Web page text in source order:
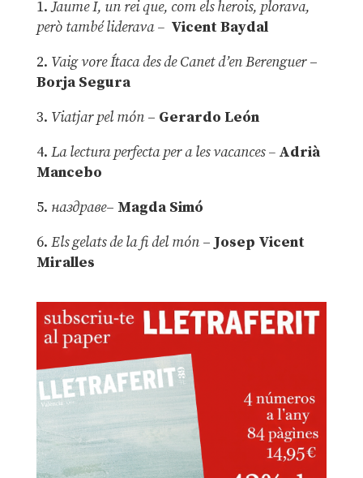
1.Jaume I, un rei que, com els herois, plorava,
però també liderava – Vicent Baydal
2. Vaig vore Ítaca des de Canet d’en Berenguer–
Borja Segura
3. Viatjar pel món – Gerardo León
4. La lectura perfecta per a les vacances –Adrià
Mancebo
5. наздраве– Magda Simó
6. Els gelats de la fi del món – Josep Vicent
Miralles